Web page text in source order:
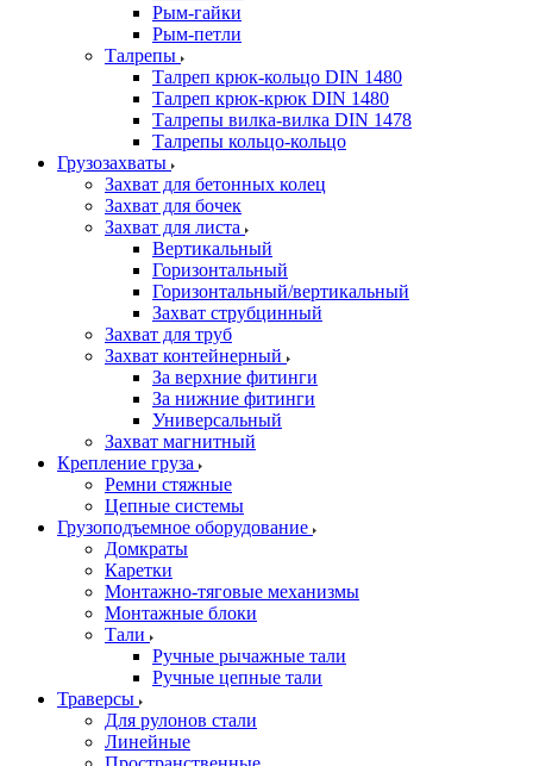
Рым-гайки
Рым-петли
Талрепы
Талреп крюк-кольцо DIN 1480
Талреп крюк-крюк DIN 1480
Талрепы вилка-вилка DIN 1478
Талрепы кольцо-кольцо
Грузозахваты
Захват для бетонных колец
Захват для бочек
Захват для листа
Вертикальный
Горизонтальный
Горизонтальный/вертикальный
Захват струбцинный
Захват для труб
Захват контейнерный
За верхние фитинги
За нижние фитинги
Универсальный
Захват магнитный
Крепление груза
Ремни стяжные
Цепные системы
Грузоподъемное оборудование
Домкраты
Каретки
Монтажно-тяговые механизмы
Монтажные блоки
Тали
Ручные рычажные тали
Ручные цепные тали
Траверсы
Для рулонов стали
Линейные